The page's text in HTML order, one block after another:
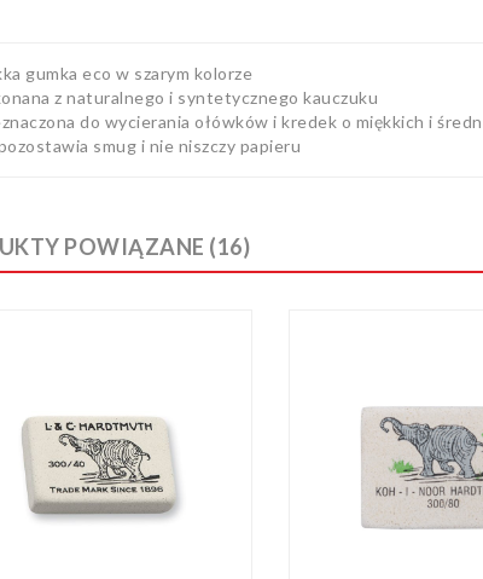
-
złCena
PASTEL
W
CZERŃ
- INFINITE
gumka eco w szarym kolorze
z naturalnego i syntetycznego kauczuku
do wycierania ołówków i kredek o miękkich i
smug i nie niszczy papieru
POWIĄZANE (16)